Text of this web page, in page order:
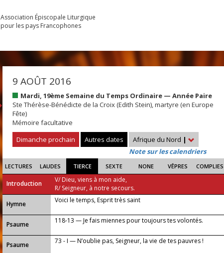
Association Épiscopale Liturgique
pour les pays Francophones
9 AOÛT 2016
Mardi, 19ème Semaine du Temps Ordinaire — Année Paire
Ste Thérèse-Bénédicte de la Croix (Edith Stein), martyre (en Europe
Fête)
Mémoire facultative
Dimanche prochain
Autres dates Afrique du Nord |
Note sur les calendriers
LECTURES LAUDES TIERCE SEXTE NONE VÊPRES COMPLIES
Introduction
V/ Dieu, viens à mon aide,
R/ Seigneur, à notre secours.
...
Hymne Voici le temps, Esprit très saint
Psaume 118-13 — Je fais miennes pour toujours tes volontés.
Psaume 73 - I — N’oublie pas, Seigneur, la vie de tes pauvres !